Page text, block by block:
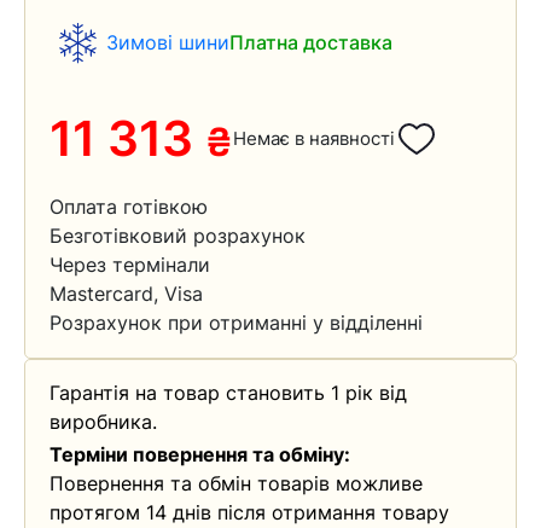
Зимові шиниПлатна доставка
11 313 ₴Немає в наявності
Оплата готівкою
Безготівковий розрахунок
Через термінали
Mastercard, Visa
Розрахунок при отриманні у відділенні
Гарантія на товар становить 1 рік від
виробника.
Терміни повернення та обміну:
Повернення та обмін товарів можливе
протягом 14 днів після отримання товару